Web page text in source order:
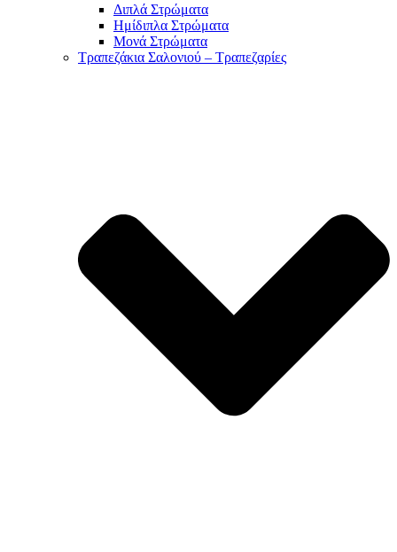
Διπλά Στρώματα
Ημίδιπλα Στρώματα
Μονά Στρώματα
Τραπεζάκια Σαλονιού – Τραπεζαρίες